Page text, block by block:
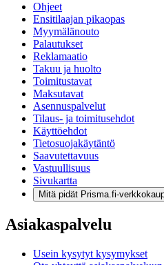
Ohjeet
Ensitilaajan pikaopas
Myymälänouto
Palautukset
Reklamaatio
Takuu ja huolto
Toimitustavat
Maksutavat
Asennuspalvelut
Tilaus- ja toimitusehdot
Käyttöehdot
Tietosuojakäytäntö
Saavutettavuus
Vastuullisuus
Sivukartta
Mitä pidät Prisma.fi-
Asiakaspalvelu
Usein kysytyt kysymykset